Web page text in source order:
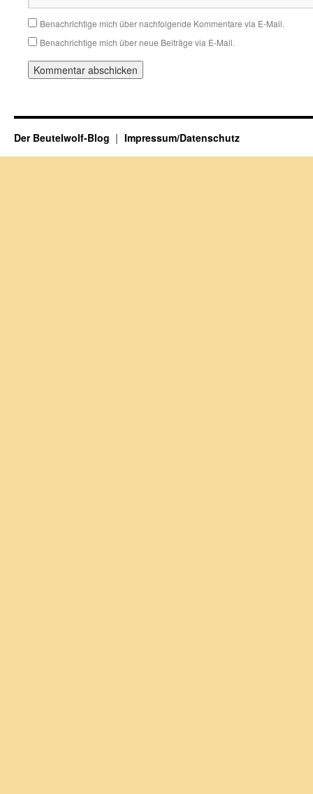
Benachrichtige mich über nachfolgende Kommentare via E-Mail.
Benachrichtige mich über neue Beiträge via E-Mail.
Der Beutelwolf-Blog Impressum/Datenschutz